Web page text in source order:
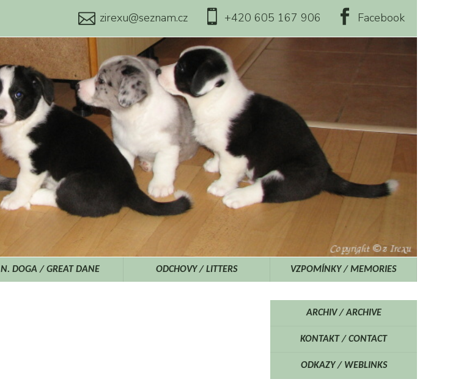
zirexu@seznam.cz +420 605 167 906 Facebook
N. DOGA / GREAT DANE ODCHOVY / LITTERS VZPOMÍNKY / MEMORIES
ARCHIV / ARCHIVE
KONTAKT / CONTACT
ODKAZY / WEBLINKS